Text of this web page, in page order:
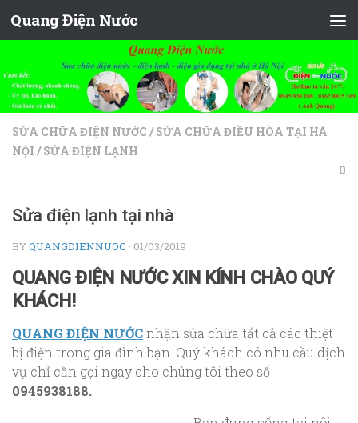
Skip to content
Quang Điện Nước
SỬA CHỮA ĐIỆN NƯỚC / SỬA CHỮA ĐIỀU HÒA TẠI HÀ
NỘI / SỬA ĐIỆN LẠNH
0
Sửa điện lạnh tại nhà
BYQUANGDIENNUOC · 01/03/2019
QUANG ĐIỆN NƯỚC XIN KÍNH CHÀO QUÝ
KHÁCH!
QUANG ĐIỆN NƯỚCnhận sửa chữa tất cả các thiệt
bị điện trong gia đình bạn. Quý khách có nhu cầu dịch
vụ chỉ cần gọi ngay cho chúng tôi theo số
0945938188.